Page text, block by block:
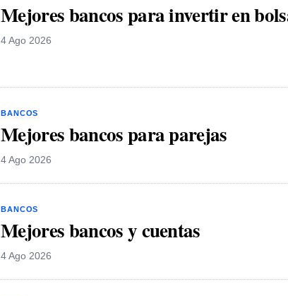
Mejores bancos para invertir en
4 Ago 2026
BANCOS
Mejores bancos para parejas
4 Ago 2026
BANCOS
Mejores bancos y cuentas
4 Ago 2026